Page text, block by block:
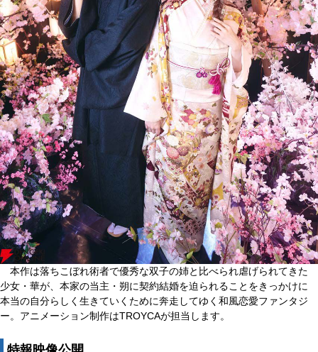
本作は落ちこぼれ術者で優秀な双子の姉と比べられ虐げられてきた
少女・華が、本家の当主・朔に契約結婚を迫られることをきっかけに
本当の自分らしく生きていくために奔走してゆく和風恋愛ファンタジ
ー。アニメーション制作はTROYCAが担当します。